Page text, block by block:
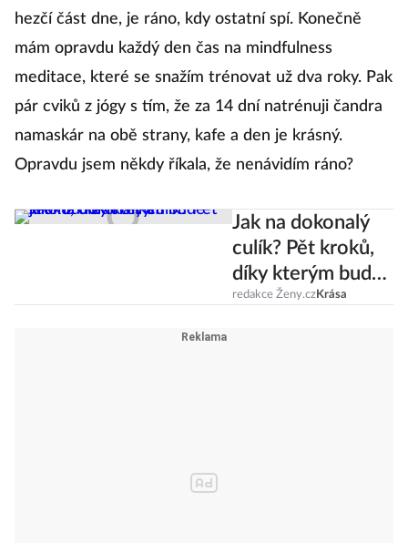
hezčí část dne, je ráno, kdy ostatní spí. Konečně
mám opravdu každý den čas na mindfulness
meditace, které se snažím trénovat už dva roky. Pak
pár cviků z jógy s tím, že za 14 dní natrénuji čandra
namaskár na obě strany, kafe a den je krásný.
Opravdu jsem někdy říkala, že nenávidím ráno?
Jak na dokonalý
culík? Pět kroků,
díky kterým bude
jako od kadeřníka
redakce Ženy.czKrása